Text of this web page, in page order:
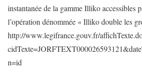
instantanée de la gamme Illiko accessibles
l’opération dénommée « Illiko double les
http://www.legifrance.gouv.fr/
n=id